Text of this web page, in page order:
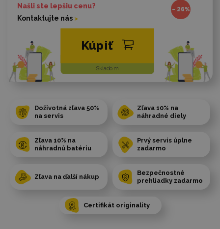
- 26%
Skladom
Kúpiť
Našli ste lepšiu cenu?
Kontaktujte nás
Doživotná zľava 50%
na servis
Zľava 10% na
náhradné diely
Zľava 10% na
náhradnú batériu
Prvý servis úplne
zadarmo
Zľava na ďalší nákup
Bezpečnostné
prehliadky zadarmo
Certifikát originality